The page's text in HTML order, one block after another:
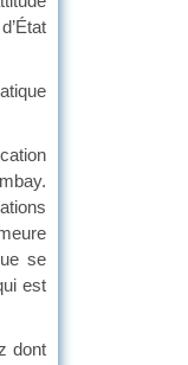
se
est
dont